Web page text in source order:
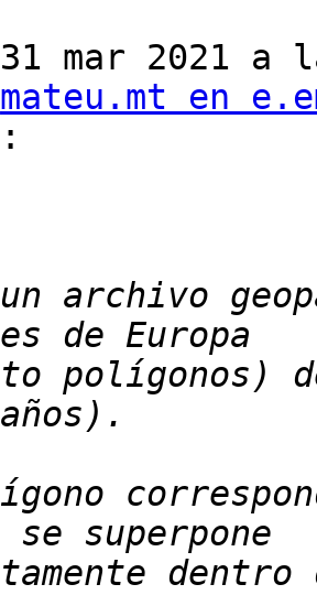
mar 2021 a
mateu.mt en
archivo
polígonos)